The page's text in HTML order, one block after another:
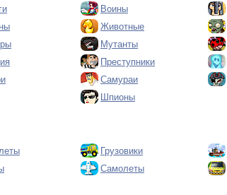
Воины
Животные
Мутанты
Преступники
Самураи
Шпионы
Грузовики
Самолеты